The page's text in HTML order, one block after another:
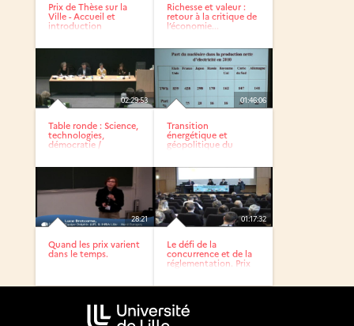
Prix de Thèse sur la
Ville - Accueil et
introduction
Richesse et valeur :
retour à la critique de
l’économie...
02:29:53
Table ronde : Science,
technologies,
démocratie /
01:46:06
Transition
énergétique et
géopolitique du
28:21
Quand les prix varient
dans le temps.
01:17:32
Le défi de la
concurrence et de la
réglementation. Prix